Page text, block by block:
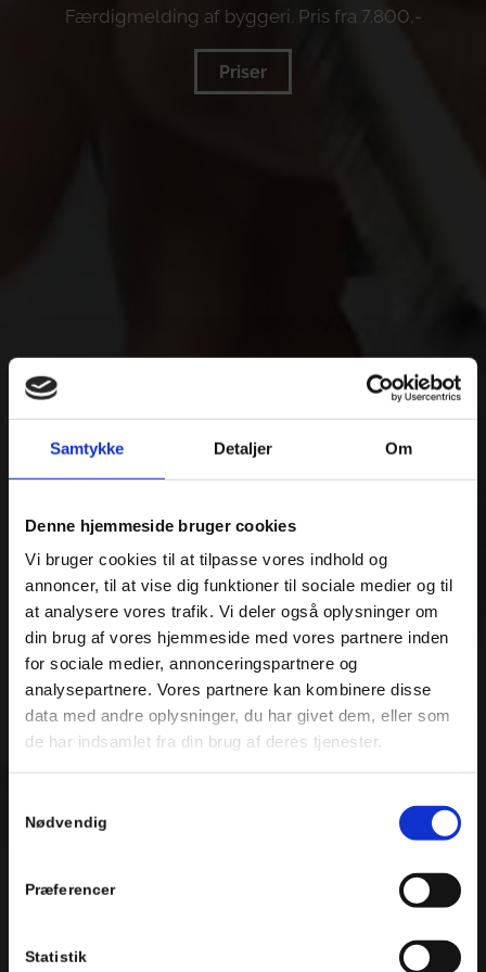
Samtykke Detaljer Om
Denne hjemmeside bruger cookies
Vi bruger cookies til at tilpasse vores indhold og
annoncer, til at vise dig funktioner til sociale medier og til
at analysere vores trafik. Vi deler også oplysninger om
din brug af vores hjemmeside med vores partnere inden
for sociale medier, annonceringspartnere og
analysepartnere. Vores partnere kan kombinere disse
data med andre oplysninger, du har givet dem, eller som
de har indsamlet fra din brug af deres tjenester.
Nødvendig
Præferencer
Statistik
Færdigmelding af byggeri. Pris fra 7.800,-
Priser